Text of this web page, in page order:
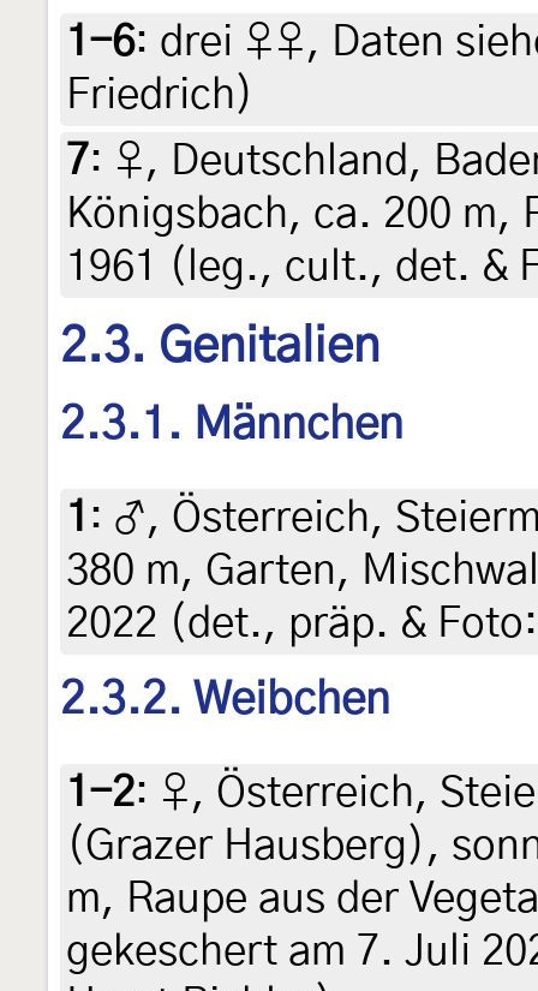
1-6: drei ♀♀, Daten
Friedrich)
7: ♀, Deutschland,
Königsbach, ca. 200 m,
1961 (leg., cult., det. &
2.3. Genitalien
2.3.1. Männchen
1 : ♂, Österreich,
380 m, Garten,
2022 (det., präp. &
2.3.2. Weibchen
1-2: ♀, Österreich,
(Grazer Hausberg),
m, Raupe aus der
gekeschert am 7. Juli